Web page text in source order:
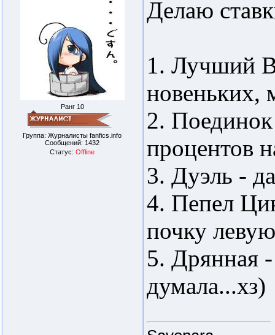
Ранг 10
Группа: Журналисты fanfics.info
Сообщений: 1432
Статус: Offline
Делаю
1. Лучший
новеньких,
2.
процентов
3. Дуэль -
4. Пепел
почку
5. Дрянная
думала...хз)